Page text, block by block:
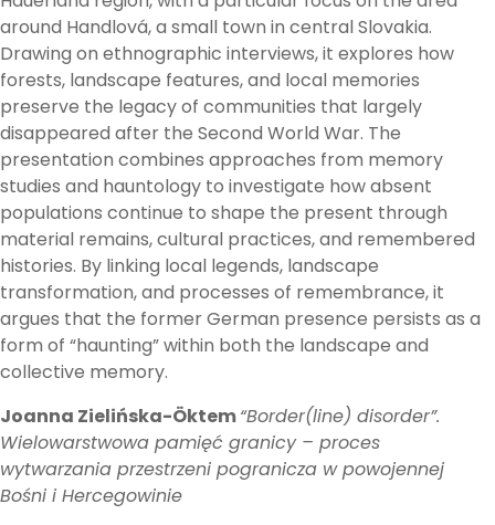
around Handlová, a small town in central Slovakia.
Drawing on ethnographic interviews, it explores how
forests, landscape features, and local memories
preserve the legacy of communities that largely
disappeared after the Second World War. The
presentation combines approaches from memory
studies and hauntology to investigate how absent
populations continue to shape the present through
material remains, cultural practices, and remembered
histories. By linking local legends, landscape
transformation, and processes of remembrance, it
argues that the former German presence persists as a
form of “haunting” within both the landscape and
collective memory.
Joanna Zielińska-Öktem“Border(line) disorder”.
Wielowarstwowa pamięć granicy – proces
wytwarzania przestrzeni pogranicza w powojennej
Bośni i Hercegowinie